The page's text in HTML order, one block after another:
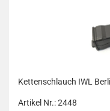
Kettenschlauch IWL
Artikel Nr.: 2448